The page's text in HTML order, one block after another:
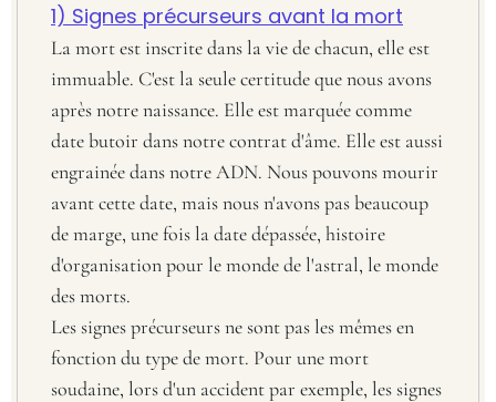
1) Signes précurseurs avant la mort
La mort est inscrite dans la vie de chacun, elle est
immuable. C'est la seule certitude que nous avons
après notre naissance. Elle est marquée comme
date butoir dans notre contrat d'âme. Elle est aussi
engrainée dans notre ADN. Nous pouvons mourir
avant cette date, mais nous n'avons pas beaucoup
de marge, une fois la date dépassée, histoire
d'organisation pour le monde de l'astral, le monde
des morts.
Les signes précurseurs ne sont pas les mêmes en
fonction du type de mort. Pour une mort
soudaine, lors d'un accident par exemple, les signes